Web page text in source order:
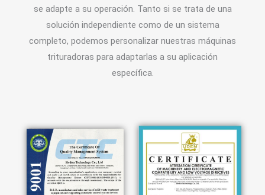
se adapte a su operación. Tanto si se trata de una
solución independiente como de un sistema
completo, podemos personalizar nuestras máquinas
trituradoras para adaptarlas a su aplicación
específica.